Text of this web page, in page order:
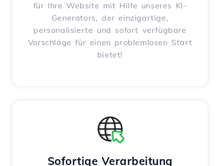
für Ihre Website mit Hilfe unseres KI-
Generators, der einzigartige,
personalisierte und sofort verfügbare
Vorschläge für einen problemlosen Start
bietet!
Sofortige Verarbeitung